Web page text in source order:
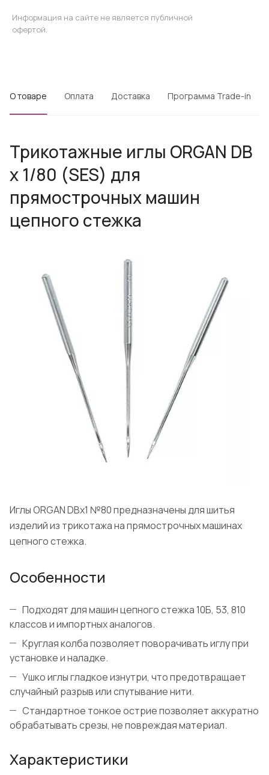
Информация на сайте не является публичной
офертой.
О товаре Оплата Доставка Программа Trade-in
Трикотажные иглы ORGAN DB
х 1/80 (SES) для
прямострочных машин
цепного стежка
Иглы ORGAN DBх1 №80 предназначены для шитья
изделий из трикотажа на прямострочных машинах
цепного стежка.
Особенности
Подходят для машин цепного стежка 10Б, 53, 810
классов и импортных аналогов.
Круглая колба позволяет поворачивать иглу при
установке и наладке.
Ушко иглы гладкое изнутри, что предотвращает
случайный разрыв или спутывание нити.
Стандартное тонкое острие позволяет аккуратно
обрабатывать срезы, не повреждая материал.
Характеристики